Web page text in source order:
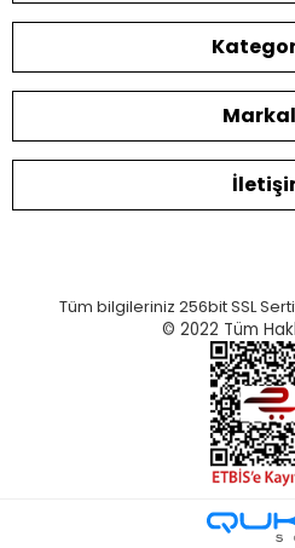
Tüm bilgileriniz 256bit SSL
© 2022 Tüm